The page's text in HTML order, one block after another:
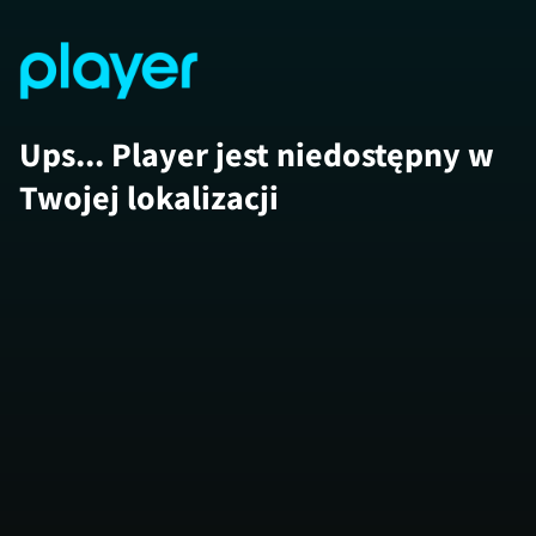
Ups... Player jest niedostępny w
Twojej lokalizacji